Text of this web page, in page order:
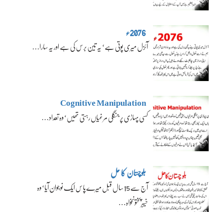
2076ء
آئزل میری پوتی ہے‘ یہ تین برس کی ہے اور یہ سارا…
Cognitive Manipulation
کسی پہاڑی پر جنگلی مرغیاں رہتی تھیں‘ وہ تعداد…
بلوچستان کا حل
آج سے 15 سال قبل میرے پاس ایک نوجوان آیا‘ وہ
خیبرپختونخواہ…